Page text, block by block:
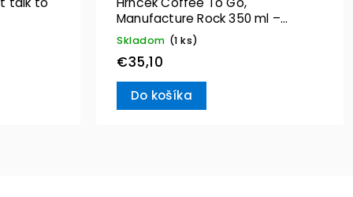
Manufacture Rock 350 ml –
Villeroy & Boch
Skladom (1 ks)
€35,10
Do košíka